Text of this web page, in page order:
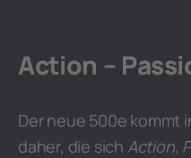
Action –
Der neue 500e kommt
daher, die sich Action,